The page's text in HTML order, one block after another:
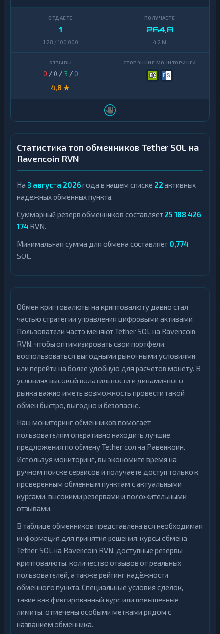
1
1,28 / 100 000
264,8
4,2 M
0 / 0 / 3 /0
4,8 ★
Статистика топ обменников Tether SOL на
Ravencoin RVN
На 8 августа 2026 года в нашем списке 22 активных
надежных обменных пункта.
Суммарный резерв обменников составляет 25 188 426
174 RVN.
Минимальная сумма для обмена составляет 0,774
SOL.
Обмен криптовалюты на криптовалюту давно стал
частью стратегии управления цифровыми активами.
Пользователи часто меняют Tether SOL на Ravencoin
RVN, чтобы оптимизировать свои портфели,
воспользоваться выгодными рыночными условиями
или перейти на более удобную для расчетов монету. В
условиях высокой волатильности и динамичного
рынка важно иметь возможность провести такой
обмен быстро, выгодно и безопасно.
Наш мониторинг обменников помогает
пользователям оперативно находить лучшие
предложения по обмену Tether сол на Равенкоин.
Используя мониторинг, вы экономите время на
ручном поиске сервисов и получаете доступ только к
проверенным обменным пунктам с актуальными
курсами, высокими резервами и положительными
отзывами.
В таблице обменников представлена вся необходимая
информация для принятия решения: курсы обмена
Tether SOL на Ravencoin RVN, доступные резервы
криптовалюты, количество отзывов от реальных
пользователей, а также рейтинг надёжности
обменного пункта. Специальные условия сделок,
такие как фиксированный курс или повышенные
лимиты, отмечены особыми метками рядом с
названием обменника.